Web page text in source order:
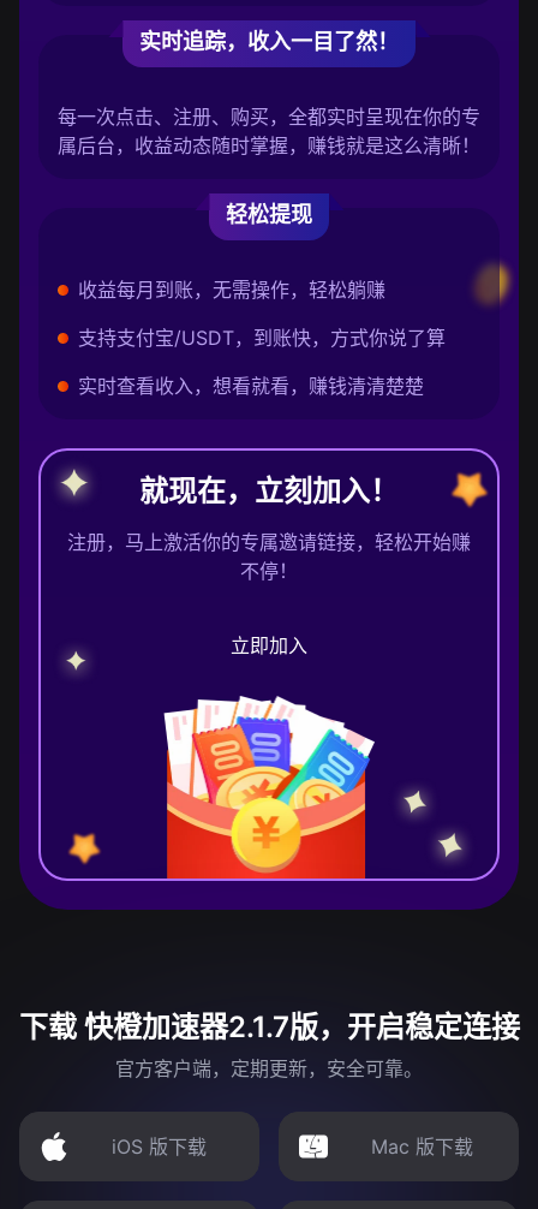
实时追踪，收入一目了然！
每一次点击、注册、购买，全都实时呈现在你的专
属后台，收益动态随时掌握，赚钱就是这么清晰！
轻松提现
收益每月到账，无需操作，轻松躺赚
支持支付宝/USDT，到账快，方式你说了算
实时查看收入，想看就看，赚钱清清楚楚
就现在，立刻加入！
注册，马上激活你的专属邀请链接，轻松开始赚
不停！
立即加入
下载 快橙加速器2.1.7版，开启稳定连接
官方客户端，定期更新，安全可靠。
iOS 版下载 Mac 版下载